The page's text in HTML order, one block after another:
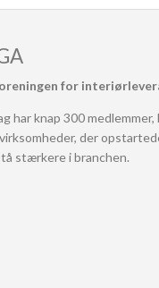
for
har knap 300
der
stærkere i branchen.